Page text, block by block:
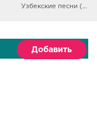
Узбекские песни (Архив)
Добавить